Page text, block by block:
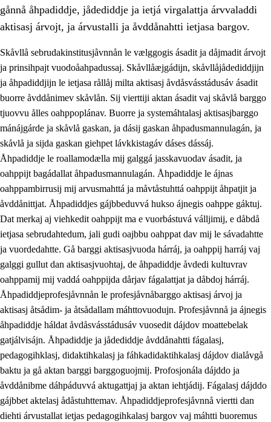
3. Prinsihpa skåvlå dåjmajda
3.1 Sebrudahtte oahppambirás
3.2 Åhpadibme ja hiebadum åhpadus
3.3 Aktisasjbarggo sijda ja skåvlå gaskan
3.4 Åhpadus åhpadusvidnudagán ja barggoiellemin
3.5 Profesjåvnåaktisasjvuohta ja skåvllååvddånibme
gånnå åhpadiddje, jådediddje ja ietjá virgalattja árvvaladdi
aktisasj árvojt, ja árvustalli ja åvddånahtti ietjasa bargov.
Skåvllå sebrudakinstitusjåvnnån le vælggogis ásadit ja dåjmadit árvojt
ja prinsihpajt vuodoåahpadussaj. Skåvllåæjgádijn, skåvllåjådediddjijn
ja åhpadiddjijn le ietjasa rållåj milta aktisasj åvdåsvásstádusáv ásadit
buorre åvddånimev skåvlån. Sij vierttiji aktan ásadit vaj skåvlå barggo
tjuovvu ålles oahppoplánav. Buorre ja systemáhtalasj aktisasjbarggo
mánájgárde ja skåvlå gaskan, ja dásij gaskan åhpadusmannulagán, ja
skåvlå ja sijda gaskan giehpet lávkkistagáv dáses dássáj.
Åhpadiddje le roallamodælla mij galggá jasskavuodav ásadit, ja
oahppijt bagádallat åhpadusmannulagán. Åhpadiddje le ájnas
oahppambirrusij mij arvusmahttá ja måvtåstuhttá oahppijt åhpatjit ja
åvddånittjat. Åhpadiddjes gájbbeduvvá hukso ájnegis oahppe gáktuj.
Dat merkaj aj viehkedit oahppijt ma e vuorbástuvá válljimij, e dåbdå
ietjasa sebrudahtedum, jali gudi oajbbu oahppat dav mij le sávadahtte
ja vuordedahtte. Gå barggi aktisasjvuoda hárráj, ja oahppij harráj vaj
galggi gullut dan aktisasjvuohtaj, de åhpadiddje åvdedi kultuvrav
oahppamij mij vaddá oahppijda dårjav fágalattjat ja dåbdoj hárráj.
Åhpadiddjeprofesjåvnnån le profesjåvnåbarggo aktisasj árvoj ja
aktisasj åtsådim- ja åtsådallam máhttovuodujn. Profesjåvnnå ja ájnegis
åhpadiddje háldat åvdåsvásstádusáv vuosedit dájdov moattebelak
gatjálvisájn. Åhpadiddje ja jådediddje åvddånahtti fágalasj,
pedagogihklasj, didaktihkalasj ja fáhkadidaktihkalasj dájdov dialåvgå
baktu ja gå aktan barggi barggoguojmij. Profosjonála dájddo ja
åvddånibme dáhpáduvvá aktugattjaj ja aktan iehtjádij. Fágalasj dájddo
gájbbet aktelasj ådåstuhttemav. Åhpadiddjeprofesjåvnnå viertti dan
diehti árvustallat ietjas pedagogihkalasj bargov vaj máhtti buoremus